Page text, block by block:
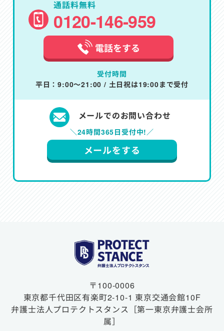
通話料無料
0120-146-959
電話をする
受付時間
平日：9:00～21:00 / 土日祝は19:00まで受付
メールでのお問い合わせ
＼24時間365日受付中!／
メールをする
〒100-0006
東京都千代田区有楽町2-10-1 東京交通会館10F
弁護士法人プロテクトスタンス ［第一東京弁護士会所
属］